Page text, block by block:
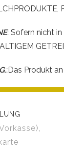
: Sofern nicht
:Das Produkt